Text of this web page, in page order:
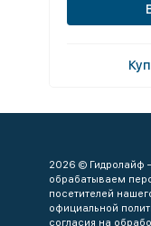
2026 © Гидролайф
обрабатываем
посетителей
официальной
согласия на